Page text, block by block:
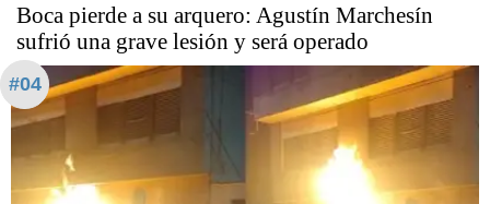
Boca pierde a su arquero: Agustín Marchesín
sufrió una grave lesión y será operado
#04